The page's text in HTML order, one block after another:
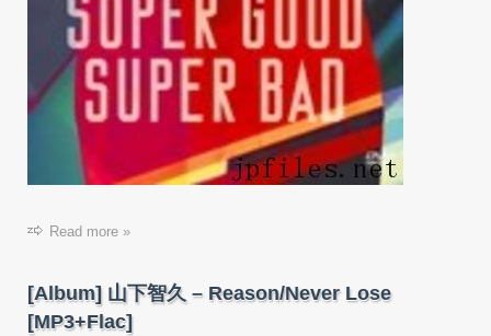
Read more »
[Album] 山下智久 – Reason/Never Lose
[MP3+Flac]